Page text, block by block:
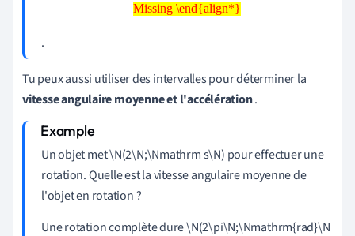
Missing \end{align*}
Missing \end{align*}
.
Tu peux aussi utiliser des intervalles pour déterminer la
vitesse angulaire moyenne et l'accélération.
Un objet met \N(2\N;\Nmathrm s\N) pour effectuer une
rotation. Quelle est la vitesse angulaire moyenne de
l'objet en rotation ?
Une rotation complète dure \N(2\pi\N;\Nmathrm{rad}\N